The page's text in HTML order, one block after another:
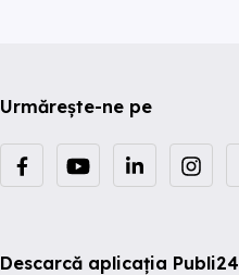
Urmărește-ne pe
Descarcă aplicația Publi24